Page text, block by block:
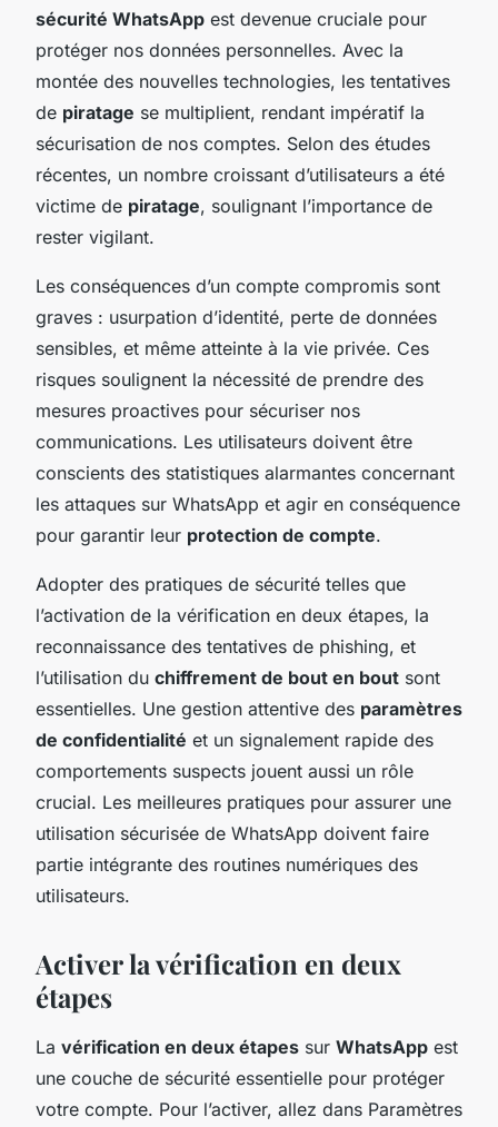
sécurité WhatsApp est devenue cruciale pour
protéger nos données personnelles. Avec la
montée des nouvelles technologies, les tentatives
de piratage se multiplient, rendant impératif la
sécurisation de nos comptes. Selon des études
récentes, un nombre croissant d’utilisateurs a été
victime de piratage, soulignant l’importance de
rester vigilant.
Les conséquences d’un compte compromis sont
graves : usurpation d’identité, perte de données
sensibles, et même atteinte à la vie privée. Ces
risques soulignent la nécessité de prendre des
mesures proactives pour sécuriser nos
communications. Les utilisateurs doivent être
conscients des statistiques alarmantes concernant
les attaques sur WhatsApp et agir en conséquence
pour garantir leur protection de compte.
Adopter des pratiques de sécurité telles que
l’activation de la vérification en deux étapes, la
reconnaissance des tentatives de phishing, et
l’utilisation du chiffrement de bout en bout sont
essentielles. Une gestion attentive des paramètres
de confidentialité et un signalement rapide des
comportements suspects jouent aussi un rôle
crucial. Les meilleures pratiques pour assurer une
utilisation sécurisée de WhatsApp doivent faire
partie intégrante des routines numériques des
utilisateurs.
Activer la vérification en deux
étapes
La vérification en deux étapes sur WhatsApp est
une couche de sécurité essentielle pour protéger
votre compte. Pour l’activer, allez dans Paramètres